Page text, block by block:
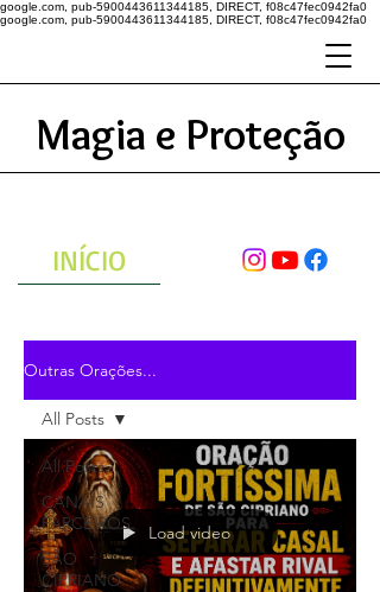
google.com, pub-5900443611344185, DIRECT, f08c47fec0942fa0
google.com, pub-5900443611344185, DIRECT, f08c47fec0942fa0
Magia e Proteção
INÍCIO
Outras Orações...
All Posts
CANAIS
PARCEIROS
SÃO
CIPRIANO
All Posts
Load video